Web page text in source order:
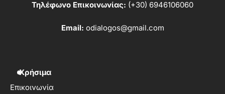
Τηλέφωνο Επικοινωνίας: (+30) 6946106060
Email: odialogos@gmail.com
Χρήσιμα
Επικοινωνία